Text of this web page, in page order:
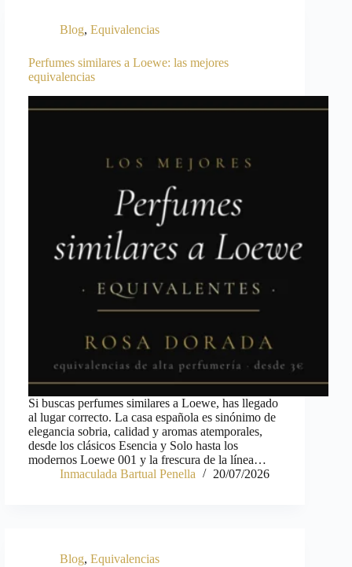
Blog, Equivalencias
Perfumes similares a Loewe: las mejores
equivalencias
Si buscas perfumes similares a Loewe, has llegado
al lugar correcto. La casa española es sinónimo de
elegancia sobria, calidad y aromas atemporales,
desde los clásicos Esencia y Solo hasta los
modernos Loewe 001 y la frescura de la línea…
Inmaculada Bartual Penella
20/07/2026
Blog, Equivalencias